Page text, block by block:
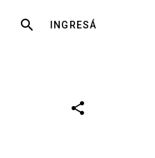
Buscar
INGRESÁ